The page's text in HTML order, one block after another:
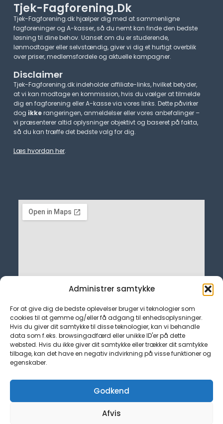
Administrer samtykke
For at give dig de bedste oplevelser bruger vi teknologier som
cookies til at gemme og/eller få adgang til enhedsoplysninger.
Hvis du giver dit samtykke til disse teknologier, kan vi behandle
data som f.eks. browsingadfærd eller unikke ID'er på dette
websted. Hvis du ikke giver dit samtykke eller trækker dit samtykke
tilbage, kan det have en negativ indvirkning på visse funktioner og
egenskaber.
Godkend
Afvis
Tjek-Fagforening.dk
Tjek-Fagforening.dk hjælper dig med at sammenligne
fagforeninger og A-kasser, så du nemt kan finde den bedste
løsning til dine behov. Uanset om du er studerende,
lønmodtager eller selvstændig, giver vi dig et hurtigt overblik
over priser, medlemsfordele og aktuelle kampagner.​
Disclaimer
Tjek-Fagforening.dk indeholder affiliate-links, hvilket betyder,
at vi kan modtage en kommission, hvis du vælger at tilmelde
dig en fagforening eller A-kasse via vores links. Dette påvirker
dog ikkerangeringen, anmeldelser eller vores anbefalinger –
vi præsenterer altid oplysninger objektivt og baseret på fakta,
så du kan træffe det bedste valg for dig.
Læs hvordan her.
admin@tjekfagforening.dk
Cookiepolitik (EU)